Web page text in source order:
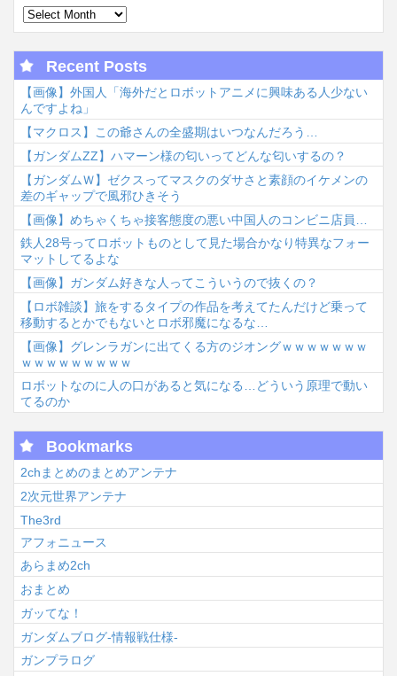
Recent Posts
【画像】外国人「海外だとロボットアニメに興味ある人少ない
んですよね」
【マクロス】この爺さんの全盛期はいつなんだろう…
【ガンダムΖΖ】ハマーン様の匂いってどんな匂いするの？
【ガンダムＷ】ゼクスってマスクのダサさと素顔のイケメンの
差のギャップで風邪ひきそう
【画像】めちゃくちゃ接客態度の悪い中国人のコンビニ店員…
鉄人28号ってロボットものとして見た場合かなり特異なフォー
マットしてるよな
【画像】ガンダム好きな人ってこういうので抜くの？
【ロボ雑談】旅をするタイプの作品を考えてたんだけど乗って
移動するとかでもないとロボ邪魔になるな…
【画像】グレンラガンに出てくる方のジオングｗｗｗｗｗｗｗ
ｗｗｗｗｗｗｗｗｗ
ロボットなのに人の口があると気になる…どういう原理で動い
てるのか
Bookmarks
2chまとめのまとめアンテナ
2次元世界アンテナ
The3rd
アフォニュース
あらまめ2ch
おまとめ
ガッてな！
ガンダムブログ-情報戦仕様-
ガンプラログ